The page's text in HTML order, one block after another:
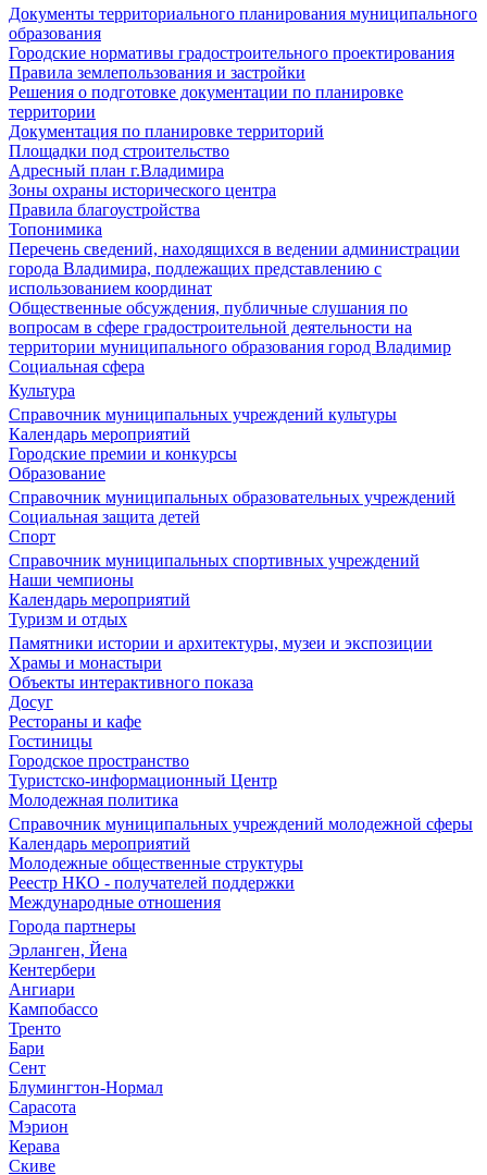
Документы территориального планирования муниципального
образования
Городские нормативы градостроительного проектирования
Правила землепользования и застройки
Решения о подготовке документации по планировке
территории
Документация по планировке территорий
Площадки под строительство
Адресный план г.Владимира
Зоны охраны исторического центра
Правила благоустройства
Топонимика
Перечень сведений, находящихся в ведении администрации
города Владимира, подлежащих представлению с
использованием координат
Общественные обсуждения, публичные слушания по
вопросам в сфере градостроительной деятельности на
территории муниципального образования город Владимир
Социальная сфера
Культура
Справочник муниципальных учреждений культуры
Календарь мероприятий
Городские премии и конкурсы
Образование
Справочник муниципальных образовательных учреждений
Социальная защита детей
Спорт
Справочник муниципальных спортивных учреждений
Наши чемпионы
Календарь мероприятий
Туризм и отдых
Памятники истории и архитектуры, музеи и экспозиции
Храмы и монастыри
Объекты интерактивного показа
Досуг
Рестораны и кафе
Гостиницы
Городское пространство
Туристско-информационный Центр
Молодежная политика
Справочник муниципальных учреждений молодежной сферы
Календарь мероприятий
Молодежные общественные структуры
Реестр НКО - получателей поддержки
Международные отношения
Города партнеры
Эрланген, Йена
Кентербери
Ангиари
Кампобассо
Тренто
Бари
Сент
Блумингтон-Нормал
Сарасота
Мэрион
Керава
Скиве